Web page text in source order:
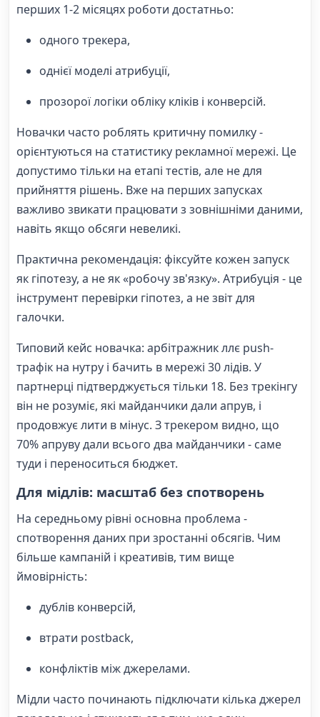
перших 1-2 місяцях роботи достатньо:
одного трекера,
однієї моделі атрибуції,
прозорої логіки обліку кліків і конверсій.
Новачки часто роблять критичну помилку -
орієнтуються на статистику рекламної мережі. Це
допустимо тільки на етапі тестів, але не для
прийняття рішень. Вже на перших запусках
важливо звикати працювати з зовнішніми даними,
навіть якщо обсяги невеликі.
Практична рекомендація: фіксуйте кожен запуск
як гіпотезу, а не як «робочу зв'язку». Атрибуція - це
інструмент перевірки гіпотез, а не звіт для
галочки.
Типовий кейс новачка: арбітражник ллє push-
трафік на нутру і бачить в мережі 30 лідів. У
партнерці підтверджується тільки 18. Без трекінгу
він не розуміє, які майданчики дали апрув, і
продовжує лити в мінус. З трекером видно, що
70% апруву дали всього два майданчики - саме
туди і переноситься бюджет.
Для мідлів: масштаб без спотворень
На середньому рівні основна проблема -
спотворення даних при зростанні обсягів. Чим
більше кампаній і креативів, тим вище
ймовірність:
дублів конверсій,
втрати postback,
конфліктів між джерелами.
Мідли часто починають підключати кілька джерел